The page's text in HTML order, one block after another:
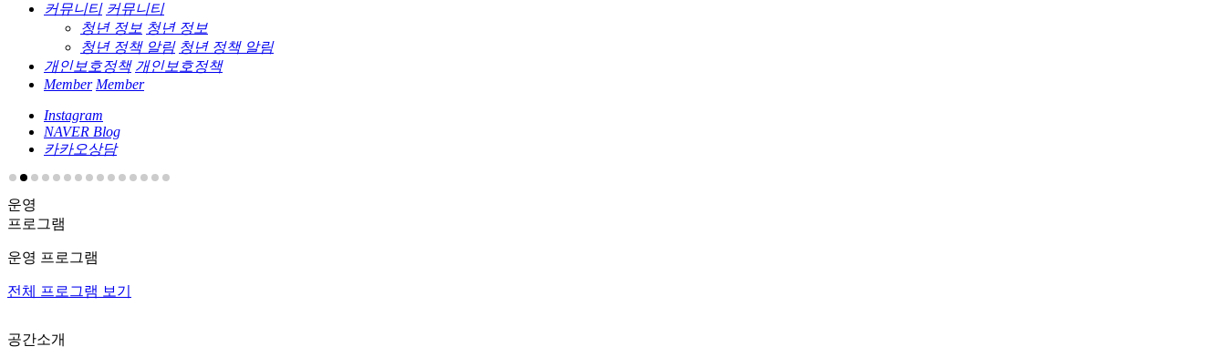
커뮤니티 커뮤니티
청년 정보 청년 정보
청년 정책 알림 청년 정책 알림
개인보호정책 개인보호정책
Member Member
Instagram
NAVER Blog
카카오상담
운영
프로그램
운영 프로그램
전체 프로그램 보기
공간소개